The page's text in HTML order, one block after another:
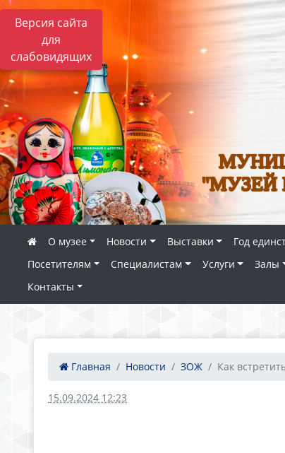
Версия сайта
для
слабовидящих
"МУЗЕЙ
О музее Новости Выставки Год
Посетителям
Специалистам Услуги Залы
Контакты
Главная Новости ЗОЖ Как
15.09.2024 12:23